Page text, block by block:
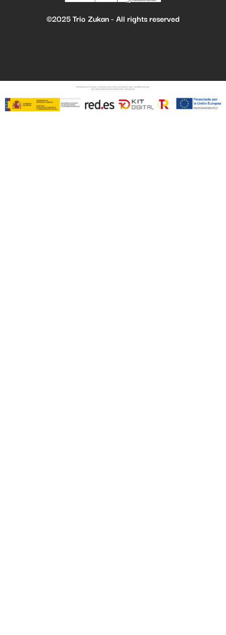
©2025 Trio Zukan - All rights reserved